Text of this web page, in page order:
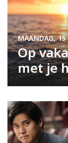
Op
met je
MAANDAG,